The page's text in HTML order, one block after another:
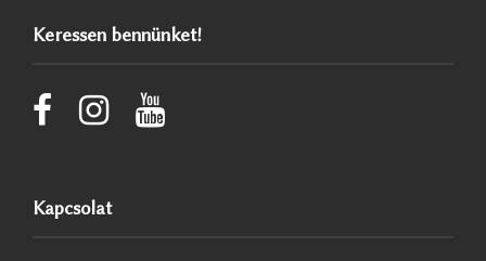
Keressen bennünket!
Kapcsolat